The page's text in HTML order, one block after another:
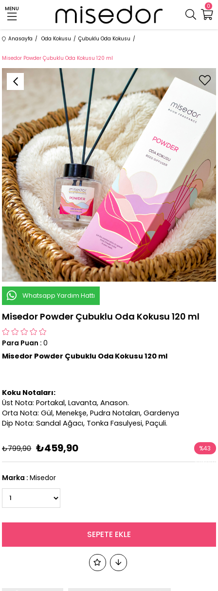
0
MENU
Anasayfa Oda Kokusu Çubuklu Oda Kokusu
Misedor Powder Çubuklu Oda Kokusu 120 ml
Whatsapp Yardım Hattı
Misedor Powder Çubuklu Oda Kokusu 120 ml
Para Puan : 0
Misedor Powder Çubuklu Oda Kokusu 120 ml
Koku Notaları:
Üst Nota:Portakal, Lavanta, Anason.
Orta Nota:Gül, Menekşe, Pudra Notaları, Gardenya
Dip Nota:Sandal Ağacı, Tonka Fasulyesi, Paçuli.
₺799,90 ₺459,90 %43
İndirim
Marka : Misedor